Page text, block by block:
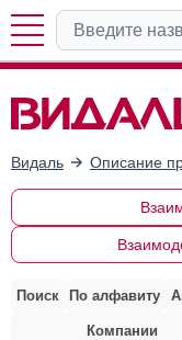
Видаль Описание
Поиск По алфавиту
Компании